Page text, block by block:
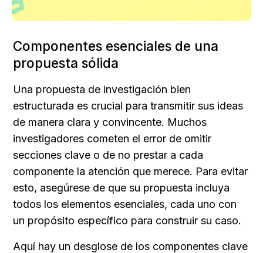
Componentes esenciales de una
propuesta sólida
Una propuesta de investigación bien
estructurada es crucial para transmitir sus ideas
de manera clara y convincente. Muchos
investigadores cometen el error de omitir
secciones clave o de no prestar a cada
componente la atención que merece. Para evitar
esto, asegúrese de que su propuesta incluya
todos los elementos esenciales, cada uno con
un propósito específico para construir su caso.
Aquí hay un desglose de los componentes clave